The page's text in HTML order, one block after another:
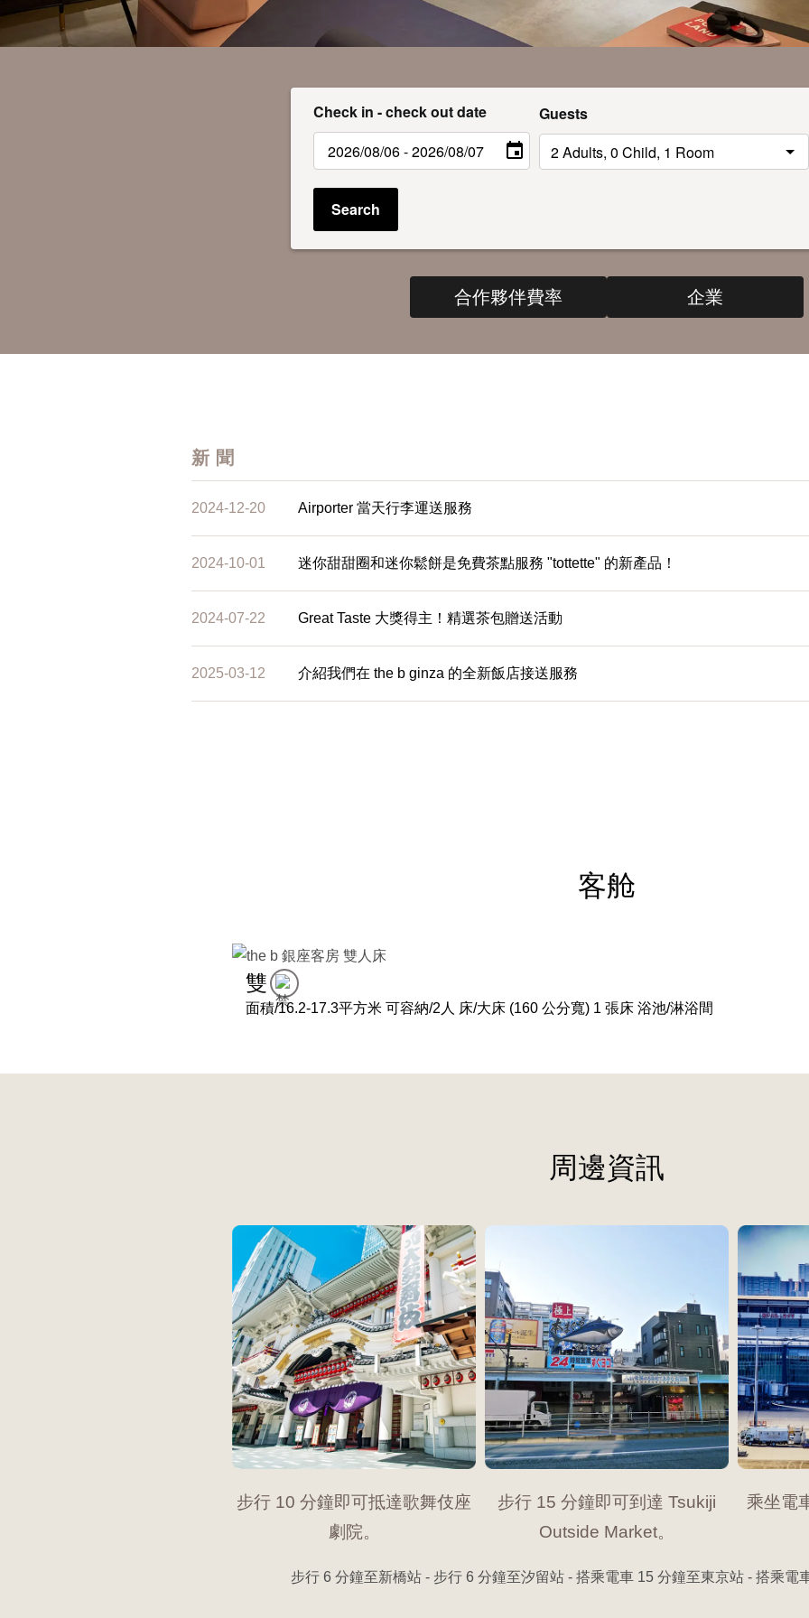
Check in - check out date Guests
Search
合作夥伴費率 企業
新聞
2024-12-20 Airporter 當天行李運送服務
2024-10-01 迷你甜甜圈和迷你鬆餅是免費茶點服務 "tottette" 的新產品！
2024-07-22 Great Taste 大獎得主！精選茶包贈送活動
2025-03-12 介紹我們在 the b ginza 的全新飯店接送服務
客舱
雙
面積/16.2-17.3平方米 可容納/2人 床/大床 (160 公分寬) 1 張床 浴池/淋浴間
周邊資訊
步行 10 分鐘即可抵達歌舞伎座
劇院。
步行 15 分鐘即可到達 Tsukiji
Outside Market。
乘坐電
步行 6 分鐘至新橋站 - 步行 6 分鐘至汐留站 - 搭乘電車 15 分鐘至東京站 - 搭乘